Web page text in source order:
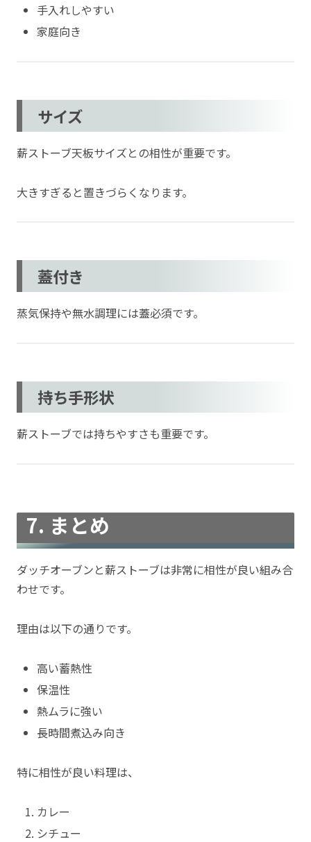
手入れしやすい
家庭向き
サイズ
薪ストーブ天板サイズとの相性が重要です。
大きすぎると置きづらくなります。
蓋付き
蒸気保持や無水調理には蓋必須です。
持ち手形状
薪ストーブでは持ちやすさも重要です。
7. まとめ
ダッチオーブンと薪ストーブは非常に相性が良い組み合
わせです。
理由は以下の通りです。
高い蓄熱性
保温性
熱ムラに強い
長時間煮込み向き
特に相性が良い料理は、
カレー
シチュー